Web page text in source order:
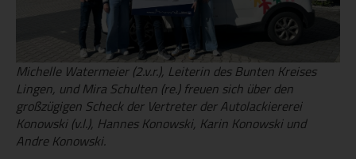
Michelle Watermeier (2.v.r.), Leiterin des Bunten Kreises
Lingen, und Mira Schulten (re.) freuen sich über den
großzügigen Scheck der Vertreter der Autolackiererei
Konowski (v.l.), Hannes Konowski, Karin Konowski und
Andre Konowski.